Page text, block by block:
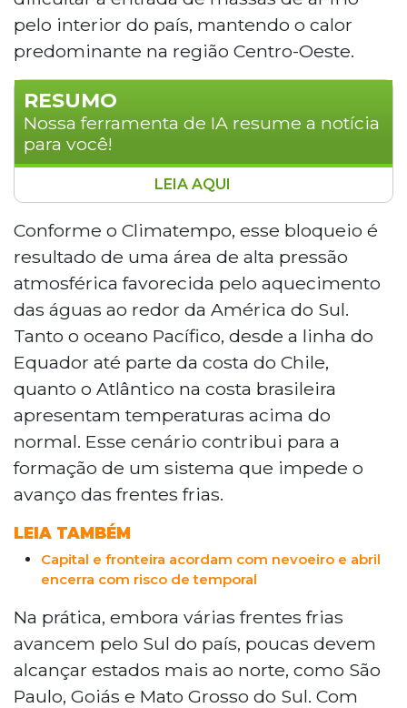
pelo interior do país, mantendo o calor
predominante na região Centro-Oeste.
RESUMO
Nossa ferramenta de IA resume a notícia
para você!
Maio deve ser marcado por temperaturas
acima da média e redução das chuvas
em Mato Grosso do Sul. Um bloqueio
atmosférico impedirá a entrada de
massas de ar frio, mantendo o calor
predominante no Centro-Oeste.
Municípios como Campo Grande,
Corumbá e Coxim serão os mais afetados.
A situação antecipa o período seco no
estado, com impacto na umidade do ar,
na agricultura e no risco de queimadas.
LEIA AQUI
Conforme o Climatempo, esse bloqueio é
resultado de uma área de alta pressão
atmosférica favorecida pelo aquecimento
das águas ao redor da América do Sul.
Tanto o oceano Pacífico, desde a linha do
Equador até parte da costa do Chile,
quanto o Atlântico na costa brasileira
apresentam temperaturas acima do
normal. Esse cenário contribui para a
formação de um sistema que impede o
avanço das frentes frias.
LEIA TAMBÉM
Capital e fronteira acordam com nevoeiro e abril
encerra com risco de temporal
Na prática, embora várias frentes frias
avancem pelo Sul do país, poucas devem
alcançar estados mais ao norte, como São
Paulo, Goiás e Mato Grosso do Sul. Com